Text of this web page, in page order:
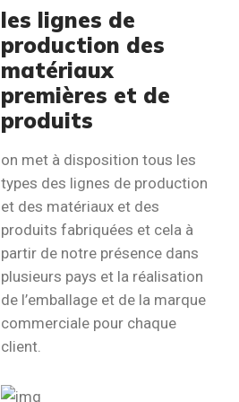
les lignes de
production des
matériaux
premières et de
produits
on met à disposition tous les
types des lignes de production
et des matériaux et des
produits fabriquées et cela à
partir de notre présence dans
plusieurs pays et la réalisation
de l’emballage et de la marque
commerciale pour chaque
client.